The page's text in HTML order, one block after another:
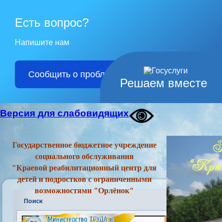
Решаем вместе
Есть вопрос?
Напишите нам
Сообщить о проблеме
Версия для слабовидящих
Государственное бюджетное учреждение
социального обслуживания
"Краевой реабилитационный центр для
детей и подростков с ограниченными
возможностями "Орлёнок"
Поиск